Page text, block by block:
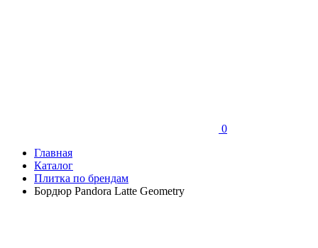
0
Главная
Каталог
Плитка по брендам
Бордюр Pandora Latte Geometry